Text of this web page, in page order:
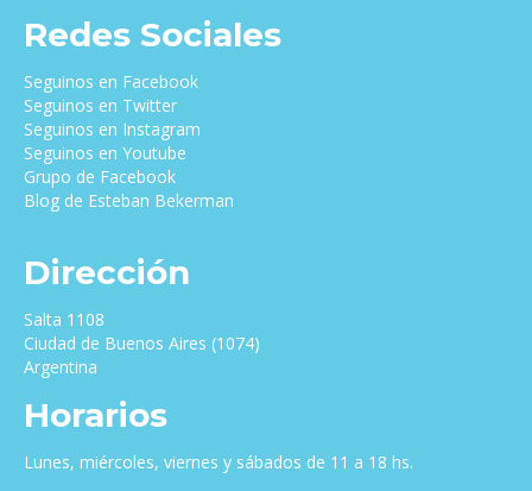
Redes Sociales
Seguinos en Facebook
Seguinos en Twitter
Seguinos en Instagram
Seguinos en Youtube
Grupo de Facebook
Blog de Esteban Bekerman
Dirección
Salta 1108
Ciudad de Buenos Aires (1074)
Argentina
Horarios
Lunes, miércoles, viernes y sábados de 11 a 18 hs.